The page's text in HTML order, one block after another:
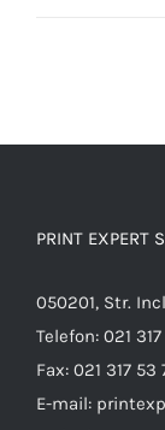
PRINT EXPERT
050201, Str.
Telefon: 021
Fax: 021 317 53
E-mail: